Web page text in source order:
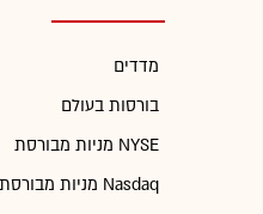
מדדים
בורסות בעולם
מניות מבורסת NYSE
מניות מבורסת Nasdaq